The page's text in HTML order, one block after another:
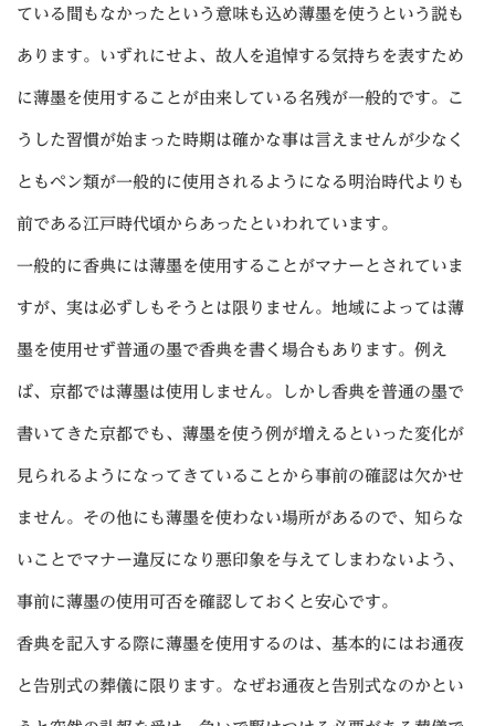
ている間もなかったという意味も込め薄墨を使うという説も
あります。いずれにせよ、故人を追悼する気持ちを表すため
に薄墨を使用することが由来している名残が一般的です。こ
うした習慣が始まった時期は確かな事は言えませんが少なく
ともペン類が一般的に使用されるようになる明治時代よりも
前である江戸時代頃からあったといわれています。
一般的に香典には薄墨を使用することがマナーとされていま
すが、実は必ずしもそうとは限りません。地域によっては薄
墨を使用せず普通の墨で香典を書く場合もあります。例え
ば、京都では薄墨は使用しません。しかし香典を普通の墨で
書いてきた京都でも、薄墨を使う例が増えるといった変化が
見られるようになってきていることから事前の確認は欠かせ
ません。その他にも薄墨を使わない場所があるので、知らな
いことでマナー違反になり悪印象を与えてしまわないよう、
事前に薄墨の使用可否を確認しておくと安心です。
香典を記入する際に薄墨を使用するのは、基本的にはお通夜
と告別式の葬儀に限ります。なぜお通夜と告別式なのかとい